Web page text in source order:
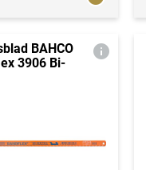
BAHCO
3906 Bi-